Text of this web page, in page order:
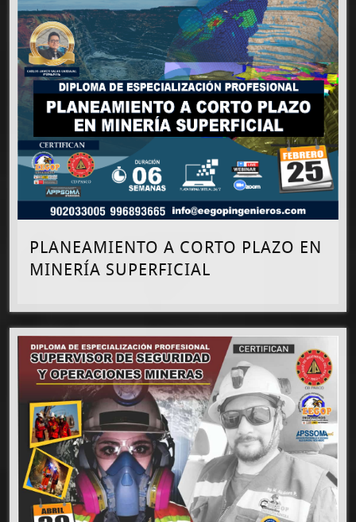
PLANEAMIENTO A CORTO PLAZO EN
MINERÍA SUPERFICIAL